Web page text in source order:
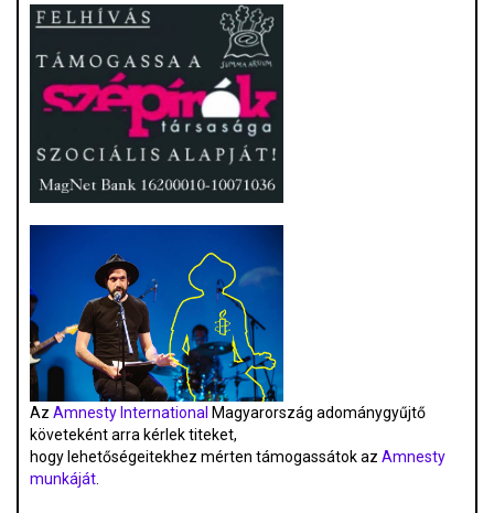
Az Amnesty International Magyarország adománygyűjtő
követeként arra kérlek titeket,
hogy lehetőségeitekhez mérten támogassátok az Amnesty
munkáját.